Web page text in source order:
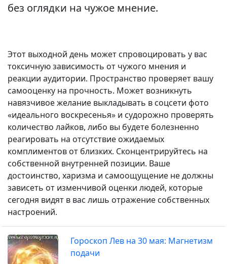
без оглядки на чужое мнение.
Этот выходной день может спровоцировать у вас
токсичную зависимость от чужого мнения и
реакции аудитории. Пространство проверяет вашу
самооценку на прочность. Может возникнуть
навязчивое желание выкладывать в соцсети фото
«идеального воскресенья» и судорожно проверять
количество лайков, либо вы будете болезненно
реагировать на отсутствие ожидаемых
комплиментов от близких. Сконцентрируйтесь на
собственной внутренней позиции. Ваше
достоинство, харизма и самоощущение не должны
зависеть от изменчивой оценки людей, которые
сегодня видят в вас лишь отражение собственных
настроений.
Гороскоп Лев на 30 мая: Магнетизм
подачи